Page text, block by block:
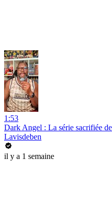
1:53
Dark Angel : La série sacrifiée
Lavisdeben
il y a 1 semaine